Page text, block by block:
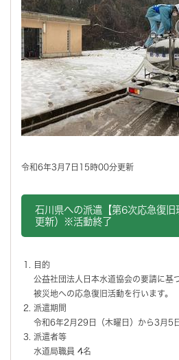
令和6年3月7日15時00分更新
石川県への派遣【第6次応急復
更新）※活動終了
目的
公益社団法人日本水道協会の要請に基
被災地への応急復旧活動を行います。
派遣期間
令和6年2月29日（木曜日）から3月5
派遣者等
水道局職員 4名